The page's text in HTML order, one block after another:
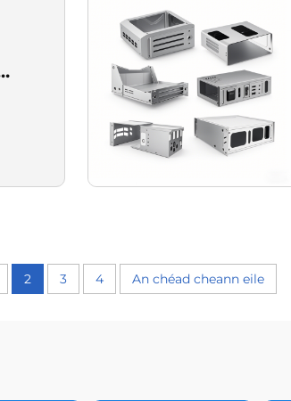
2 3 4 An chéad cheann eile